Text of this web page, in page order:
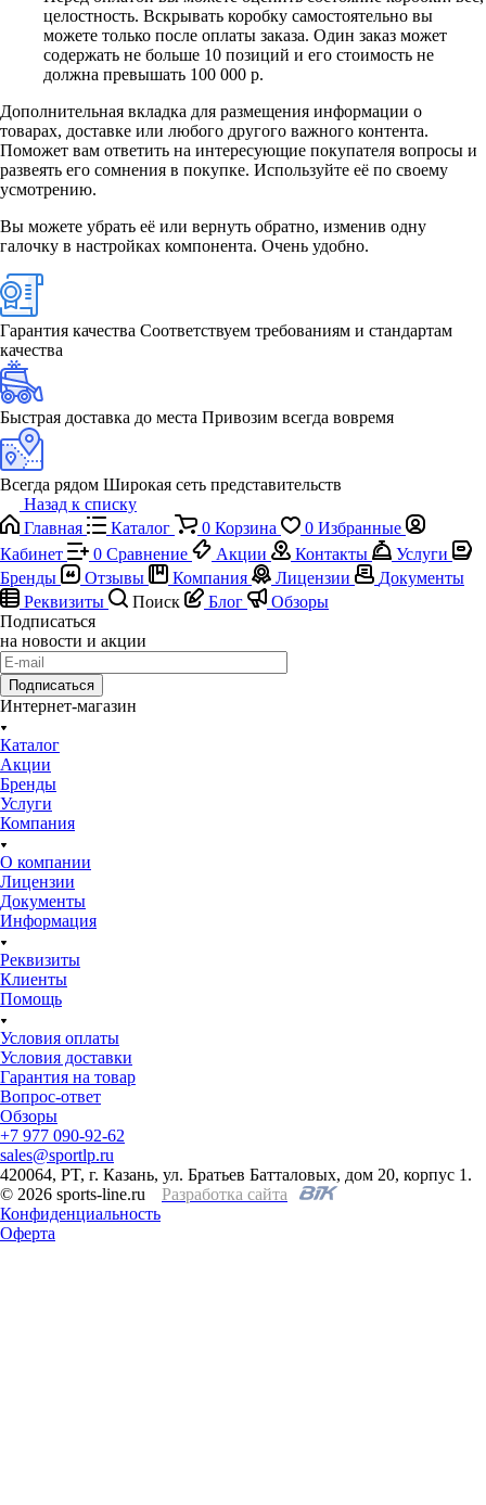
целостность. Вскрывать коробку самостоятельно вы
можете только после оплаты заказа. Один заказ может
содержать не больше 10 позиций и его стоимость не
должна превышать 100 000 р.
Дополнительная вкладка для размещения информации о
товарах, доставке или любого другого важного контента.
Поможет вам ответить на интересующие покупателя вопросы и
развеять его сомнения в покупке. Используйте её по своему
усмотрению.
Вы можете убрать её или вернуть обратно, изменив одну
галочку в настройках компонента. Очень удобно.
Гарантия качества Соответствуем требованиям и стандартам
качества
Быстрая доставка до места Привозим всегда вовремя
Всегда рядом Широкая сеть представительств
Назад к списку
Главная
Каталог 0 Корзина 0 Избранные
Кабинет
0 Сравнение Акции Контакты
Услуги
Бренды
Отзывы Компания Лицензии
Документы
Реквизиты
Поиск Блог
Обзоры
Подписаться
на новости и акции
Подписаться
Интернет-магазин
Каталог
Акции
Бренды
Услуги
Компания
О компании
Лицензии
Документы
Информация
Реквизиты
Клиенты
Помощь
Условия оплаты
Условия доставки
Гарантия на товар
Вопрос-ответ
Обзоры
+7 977 090-92-62
sales@sportlp.ru
420064, PT, г. Казань, ул. Братьев Батталовых, дом 20, корпус 1.
© 2026 sports-line.ru
Разработка сайта
Конфиденциальность
Оферта